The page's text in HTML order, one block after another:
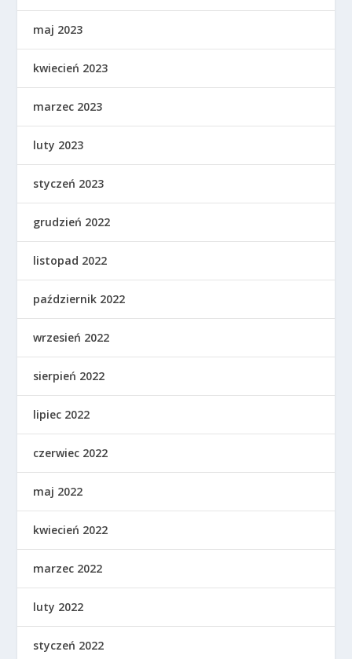
maj 2023
kwiecień 2023
marzec 2023
luty 2023
styczeń 2023
grudzień 2022
listopad 2022
październik 2022
wrzesień 2022
sierpień 2022
lipiec 2022
czerwiec 2022
maj 2022
kwiecień 2022
marzec 2022
luty 2022
styczeń 2022